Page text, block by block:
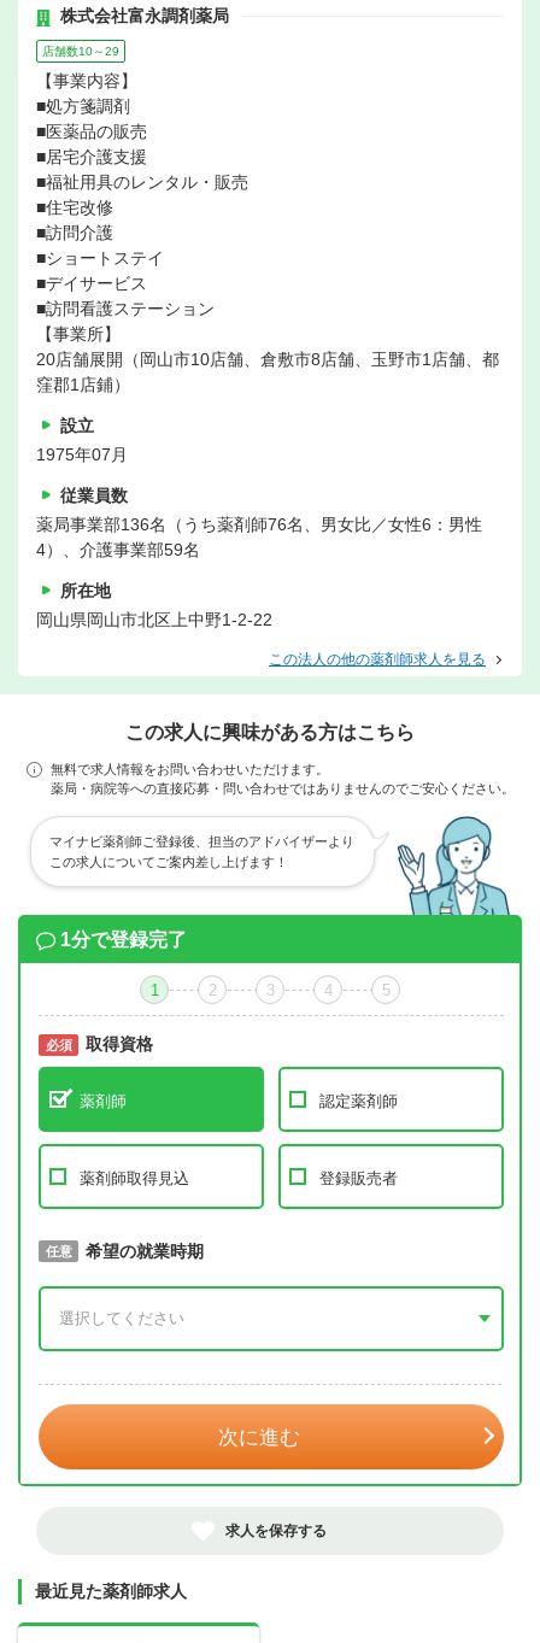
株式会社富永調剤薬局
店舗数10～29
【事業内容】
■処方箋調剤
■医薬品の販売
■居宅介護支援
■福祉用具のレンタル・販売
■住宅改修
■訪問介護
■ショートステイ
■デイサービス
■訪問看護ステーション
【事業所】
20店舗展開（岡山市10店舗、倉敷市8店舗、玉野市1店舗、都
窪郡1店鋪）
設立
1975年07月
従業員数
薬局事業部136名（うち薬剤師76名、男女比／女性6：男性
4）、介護事業部59名
所在地
岡山県岡山市北区上中野1-2-22
この法人の他の薬剤師求人を見る
この求人に興味がある方はこちら
無料で求人情報をお問い合わせいただけます。
薬局・病院等への直接応募・問い合わせではありませんのでご安心ください。
マイナビ薬剤師ご登録後、担当のアドバイザーより
この求人についてご案内差し上げます！
1分で登録完了
1 2 3 4 5
必須 取得資格
薬剤師 認定薬剤師
薬剤師取得見込 登録販売者
必須 取得予定年
任意 希望の就業時期
次に進む
求人を保存する
最近見た薬剤師求人